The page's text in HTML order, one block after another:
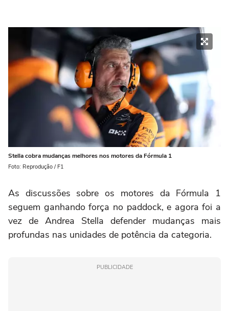
Stella cobra mudanças melhores nos motores da Fórmula 1
Foto: Reprodução / F1
As discussões sobre os motores da Fórmula 1
seguem ganhando força no paddock, e agora foi a
vez de Andrea Stella defender mudanças mais
profundas nas unidades de potência da categoria.
PUBLICIDADE